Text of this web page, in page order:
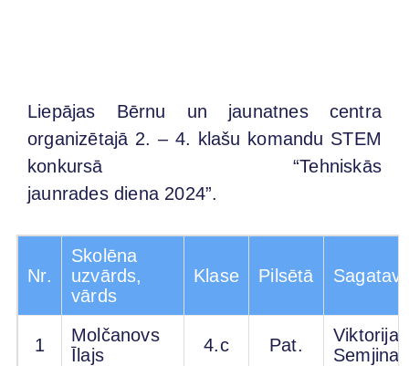
Liepājas Bērnu un jaunatnes centra
organizētajā 2. – 4. klašu komandu STEM
konkursā “Tehniskās
jaunrades diena 2024”.
Nr.
Skolēna
uzvārds,
vārds
Klase Pilsētā
1
Molčanovs
Īlajs
4.c Pat.
Viktorija
Semjina